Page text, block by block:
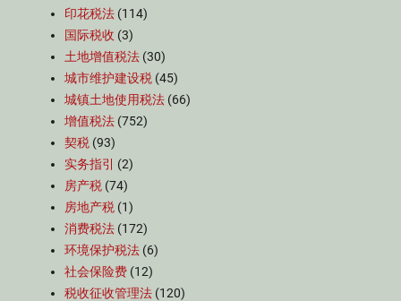
印花税法 (114)
国际税收 (3)
土地增值税法 (30)
城市维护建设税 (45)
城镇土地使用税法 (66)
增值税法 (752)
契税 (93)
实务指引
(2)
房产税 (74)
房地产税 (1)
消费税法 (172)
环境保护税法 (6)
社会保险费 (12)
税收征收管理法 (120)